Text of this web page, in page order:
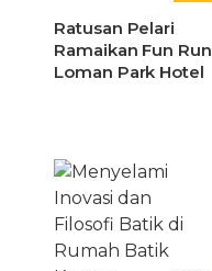
Ratusan Pelari
Ramaikan Fun Run
Loman Park Hotel